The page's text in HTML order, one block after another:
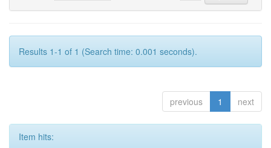
Results 1-1 of 1 (Search time: 0.001 seconds).
previous 1 next
Item hits: